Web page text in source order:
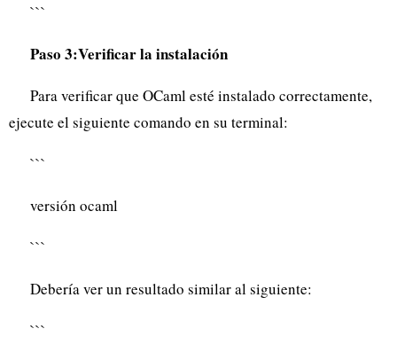
```
Paso 3:Verificar la instalación
Para verificar que OCaml esté instalado correctamente,
ejecute el siguiente comando en su terminal:
```
versión ocaml
```
Debería ver un resultado similar al siguiente:
```